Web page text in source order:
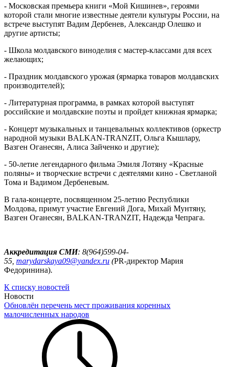
- Московская премьера книги «Мой Кишинев», героями
которой стали многие известные деятели культуры России, на
встрече выступят Вадим Дербенев, Александр Олешко и
другие артисты;
- Школа молдавского виноделия с мастер-классами для всех
желающих;
- Праздник молдавского урожая (ярмарка товаров молдавских
производителей);
- Литературная программа, в рамках которой выступят
российские и молдавские поэты и пройдет книжная ярмарка;
- Концерт музыкальных и танцевальных коллективов (оркестр
народной музыки BALKAN-TRANZIT, Ольга Кышлару,
Вазген Оганесян, Алиса Зайченко и другие);
- 50-летие легендарного фильма Эмиля Лотяну «Красные
поляны» и творческие встречи с деятелями кино - Светланой
Тома и Вадимом Дербеневым.
В гала-концерте, посвященном 25-летию Республики
Молдова, примут участие Евгений Дога, Михай Мунтяну,
Вазген Оганесян, BALKAN-TRANZIT, Надежда Чепрага.
Аккредитация СМИ: 8(964)599-04-
55, marydarskaya09@yandex.ru (PR-директор Мария
Федоринина).
К списку новостей
Новости
Обновлён перечень мест проживания коренных
малочисленных народов